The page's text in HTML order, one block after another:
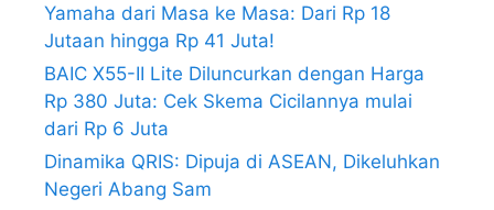
Yamaha dari Masa ke Masa: Dari Rp 18
Jutaan hingga Rp 41 Juta!
BAIC X55-II Lite Diluncurkan dengan Harga
Rp 380 Juta: Cek Skema Cicilannya mulai
dari Rp 6 Juta
Dinamika QRIS: Dipuja di ASEAN, Dikeluhkan
Negeri Abang Sam